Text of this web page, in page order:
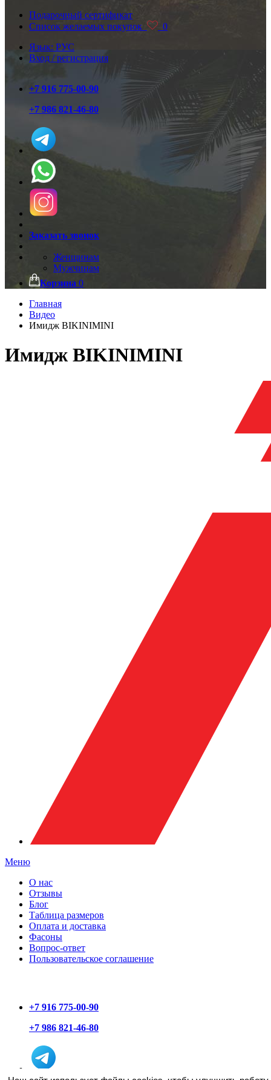
Подарочный сертификат
Список желаемых покупок
0
Язык: РУС
Вход / регистрация
+7 916 775-00-90
+7 986 821-46-80
Заказать звонок
Женщинам
Мужчинам
Корзина 0
Главная
Видео
Имидж BIKINIMINI
Имидж BIKINIMINI
Меню
О нас
Отзывы
Блог
Таблица размеров
Оплата и доставка
Фасоны
Вопрос-ответ
Пользовательское соглашение
+7 916 775-00-90
+7 986 821-46-80